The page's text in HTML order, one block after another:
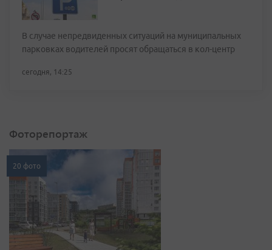
В случае непредвиденных ситуаций на муниципальных
парковках водителей просят обращаться в кол-центр
сегодня, 14:25
Фоторепортаж
20 фото